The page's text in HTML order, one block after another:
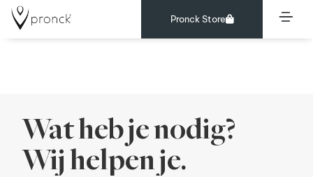
Pronck Store
Wat heb je nodig?
Wij helpen je.